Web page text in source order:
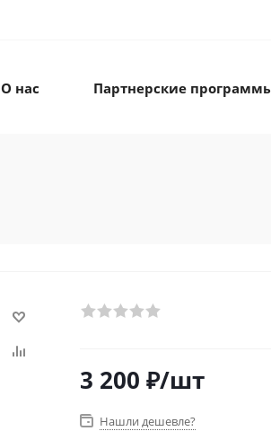
О нас Партнерские
3 200 ₽/шт
Нашли дешевле?